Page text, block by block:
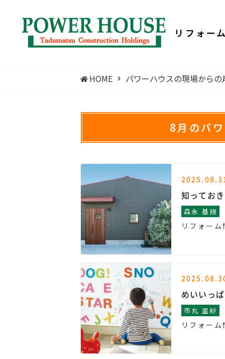
リフォー
HOME パワーハウスの現場からの
8月のパ
知ってお
森永 基規
リフォーム
めいいっ
市丸 里紗
リフォーム